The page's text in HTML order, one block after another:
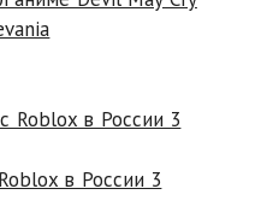
в России 3